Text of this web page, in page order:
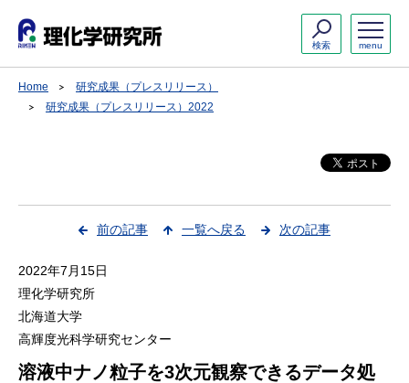
menu
検索
Home
研究成果（プレスリリース）
研究成果（プレスリリース）2022
前の記事 一覧へ戻る 次の記事
2022年7月15日
理化学研究所
北海道大学
高輝度光科学研究センター
溶液中ナノ粒子を3次元観察できるデータ処